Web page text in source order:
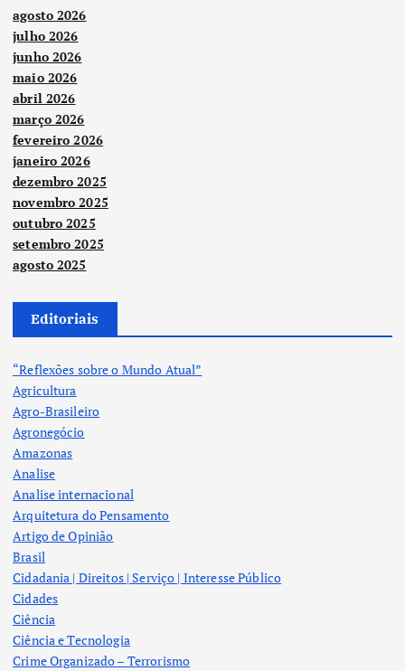
agosto 2026
julho 2026
junho 2026
maio 2026
abril 2026
março 2026
fevereiro 2026
janeiro 2026
dezembro 2025
novembro 2025
outubro 2025
setembro 2025
agosto 2025
Editoriais
“Reflexões sobre o Mundo Atual”
Agricultura
Agro-Brasileiro
Agronegócio
Amazonas
Analise
Analise internacional
Arquitetura do Pensamento
Artigo de Opinião
Brasil
Cidadania | Direitos | Serviço | Interesse Público
Cidades
Ciência
Ciência e Tecnologia
Crime Organizado – Terrorismo